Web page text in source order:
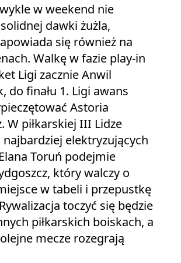
w weekend nie
dawki żużla,
się również na
Walkę w fazie play-in
Ligi zacznie Anwil
do finału 1. Ligi awans
Astoria
W piłkarskiej III Lidze
elektryzujących
Toruń podejmie
który walczy o
w tabeli i przepustkę
toczyć się będzie
piłkarskich boiskach, a
mecze rozegrają